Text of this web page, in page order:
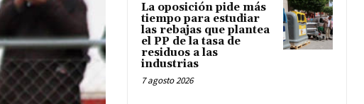
La oposición pide más
tiempo para estudiar
las rebajas que plantea
el PP de la tasa de
residuos a las
industrias
7 agosto 2026